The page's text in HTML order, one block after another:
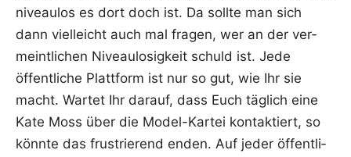
niveau­los es dort doch ist. Da soll­te man sich
dann viel­leicht auch mal fra­gen, wer an der ver­
meint­li­chen Niveau­lo­sig­keit schuld ist. Jede
öffent­li­che Platt­form ist nur so gut, wie Ihr sie
macht. War­tet Ihr dar­auf, dass Euch täg­lich eine
Kate Moss über die Model-Kar­tei kon­tak­tiert, so
könn­te das frus­trie­rend enden. Auf jeder öffent­li­